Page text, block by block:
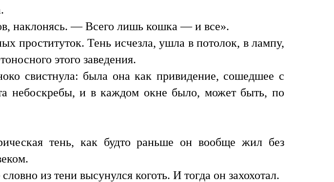
наклонясь. — Всего лишь кошка — и все».
проституток. Тень исчезла, ушла в потолок, в лампу,
этого заведения.
свистнула: была она как привидение, сошедшее с
небоскребы, и в каждом окне было, может быть, по
тень, как будто раньше он вообще жил без
из тени высунулся коготь. И тогда он захохотал.